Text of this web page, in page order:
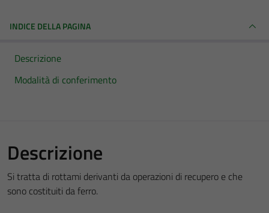
INDICE DELLA PAGINA
Descrizione
Modalità di conferimento
Descrizione
Si tratta di rottami derivanti da operazioni di recupero e che
sono costituiti da ferro.